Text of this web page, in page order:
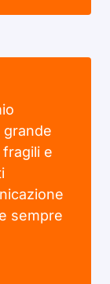
grande
e
sempre